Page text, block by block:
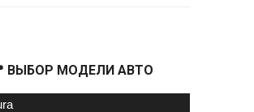
ВЫБОР МОДЕЛИ АВТО